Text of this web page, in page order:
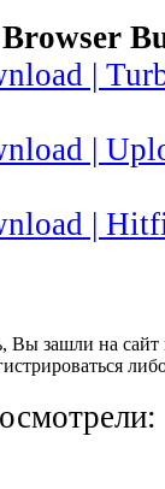
|
|
|
Вы зашли на